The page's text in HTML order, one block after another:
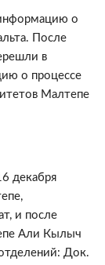
о
После
в
о процессе
Малтепе
декабря
и после
Али Кылыч
Док.